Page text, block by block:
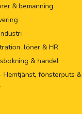
& bemanning
löner & HR
& handel
fönsterputs &